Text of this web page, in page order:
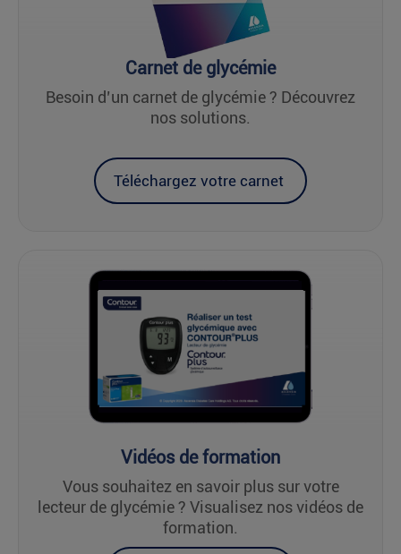
Carnet de glycémie
Besoin d’un carnet de glycémie ? Découvrez
nos solutions.
Téléchargez votre carnet
Vidéos de formation
Vous souhaitez en savoir plus sur votre
lecteur de glycémie ? Visualisez nos vidéos de
formation.